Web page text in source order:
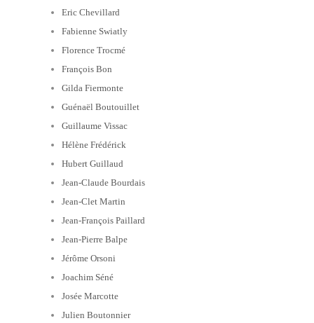
Eric Chevillard
Fabienne Swiatly
Florence Trocmé
François Bon
Gilda Fiermonte
Guénaël Boutouillet
Guillaume Vissac
Hélène Frédérick
Hubert Guillaud
Jean-Claude Bourdais
Jean-Clet Martin
Jean-François Paillard
Jean-Pierre Balpe
Jérôme Orsoni
Joachim Séné
Josée Marcotte
Julien Boutonnier